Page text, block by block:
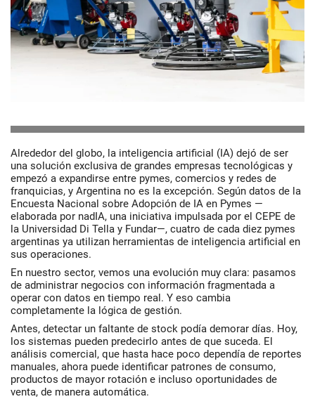
Alrededor del globo, la inteligencia artificial (IA) dejó de ser
una solución exclusiva de grandes empresas tecnológicas y
empezó a expandirse entre pymes, comercios y redes de
franquicias, y Argentina no es la excepción. Según datos de la
Encuesta Nacional sobre Adopción de IA en Pymes —
elaborada por nadIA, una iniciativa impulsada por el CEPE de
la Universidad Di Tella y Fundar—, cuatro de cada diez pymes
argentinas ya utilizan herramientas de inteligencia artificial en
sus operaciones.
En nuestro sector, vemos una evolución muy clara: pasamos
de administrar negocios con información fragmentada a
operar con datos en tiempo real. Y eso cambia
completamente la lógica de gestión.
Antes, detectar un faltante de stock podía demorar días. Hoy,
los sistemas pueden predecirlo antes de que suceda. El
análisis comercial, que hasta hace poco dependía de reportes
manuales, ahora puede identificar patrones de consumo,
productos de mayor rotación e incluso oportunidades de
venta, de manera automática.